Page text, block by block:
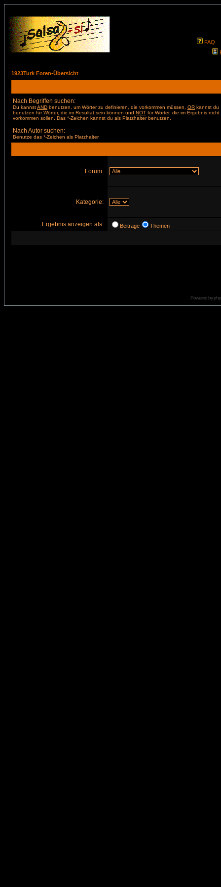
FAQ
1923Turk Foren-Übersicht
Nach Begriffen suchen:
Du kannstAND benutzen, um Wörter zu definieren, die vorkommen müssen, OR kannst du
benutzen für Wörter, die im Resultat sein können und NOT für Wörter, die im Ergebnis nicht
vorkommen sollen. Das *-Zeichen kannst du als Platzhalter benutzen.
Nach Autor suchen:
Benutze das *-Zeichen als Platzhalter
Forum:
Kategorie:
Ergebnis anzeigen als: Beiträge Themen
Powered by